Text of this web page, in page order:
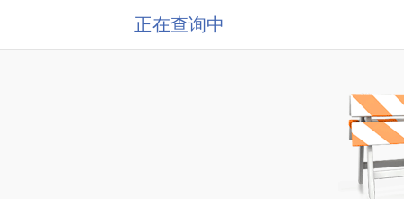
正在查询中